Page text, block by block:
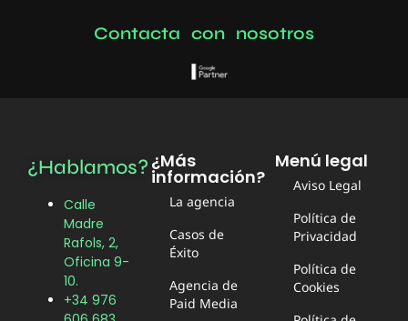
Contacta con nosotros
¿Hablamos?
Calle
Madre
Rafols, 2,
Oficina 9-
10.
+34 976
¿Más
información?
La agencia
Casos de
Éxito
Agencia de
Paid Media
Menú legal
Aviso Legal
Política de
Privacidad
Política de
Cookies